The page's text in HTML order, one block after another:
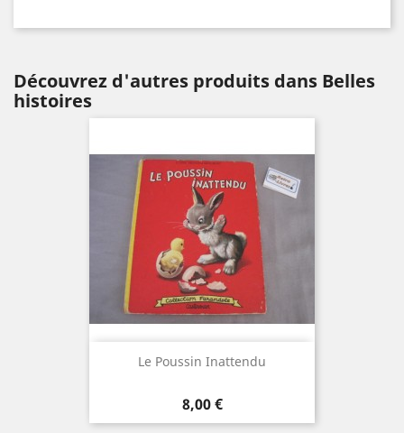
Découvrez d'autres produits dans Belles
histoires
Le Poussin Inattendu
Prix
8,00 €